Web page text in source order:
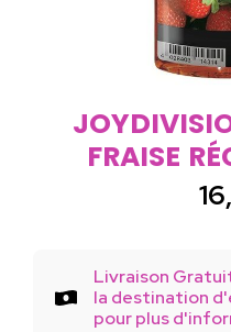
FRAISE
Livraison
la destination
pour plus